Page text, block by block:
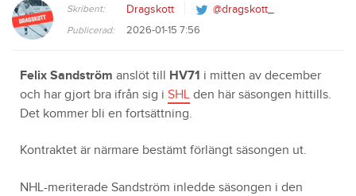
Skribent: Dragskott @dragskott_
Publicerad: 2026-01-15 7:56
Felix Sandström anslöt till HV71 i mitten av december
och har gjort bra ifrån sig i SHL den här säsongen hittills.
Det kommer bli en fortsättning.
Kontraktet är närmare bestämt förlängt säsongen ut.
NHL-meriterade Sandström inledde säsongen i den